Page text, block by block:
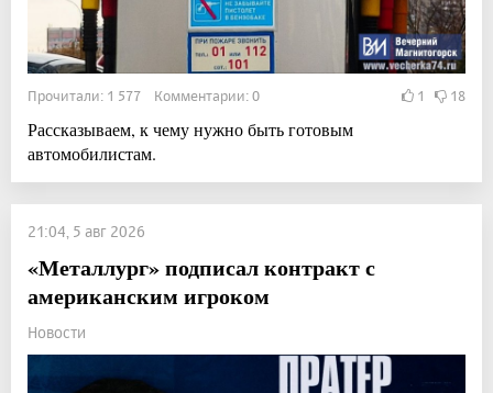
Прочитали: 1 577 Комментарии: 0 1 18
Рассказываем, к чему нужно быть готовым
автомобилистам.
21:04, 5 авг 2026
«Металлург» подписал контракт с
американским игроком
Новости